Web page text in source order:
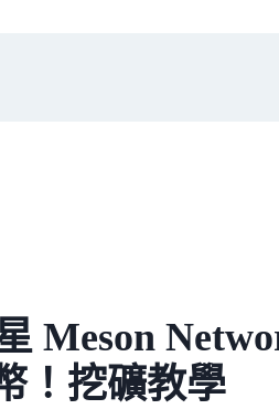
Meson
！挖礦教學